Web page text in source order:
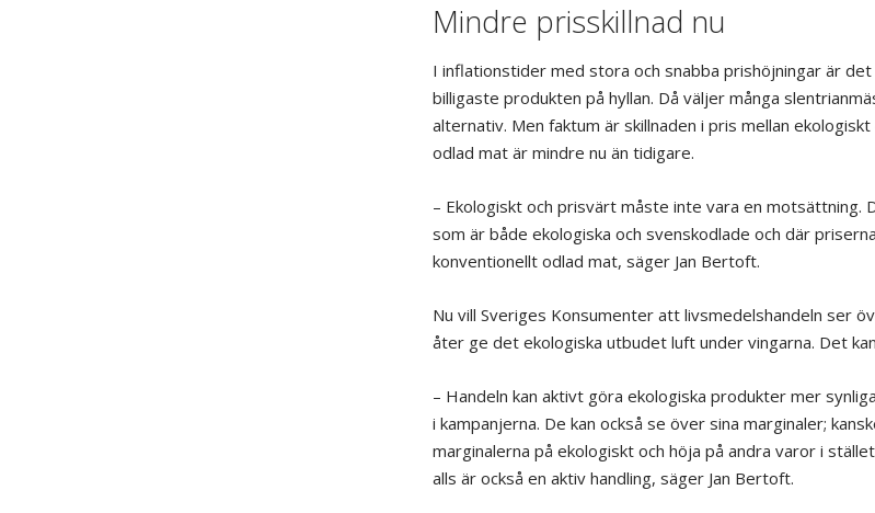
Mindre prisskillnad nu
I inflationstider med stora och snabba prishöjningar är
billigaste produkten på hyllan. Då väljer många
alternativ. Men faktum är skillnaden i pris mellan
odlad mat är mindre nu än tidigare.
– Ekologiskt och prisvärt måste inte vara en motsättning.
som är både ekologiska och svenskodlade och där
konventionellt odlad mat, säger Jan Bertoft.
Nu vill Sveriges Konsumenter att livsmedelshandeln ser
åter ge det ekologiska utbudet luft under vingarna. Det
– Handeln kan aktivt göra ekologiska produkter mer
i kampanjerna. De kan också se över sina marginaler;
marginalerna på ekologiskt och höja på andra varor i
alls är också en aktiv handling, säger Jan Bertoft.